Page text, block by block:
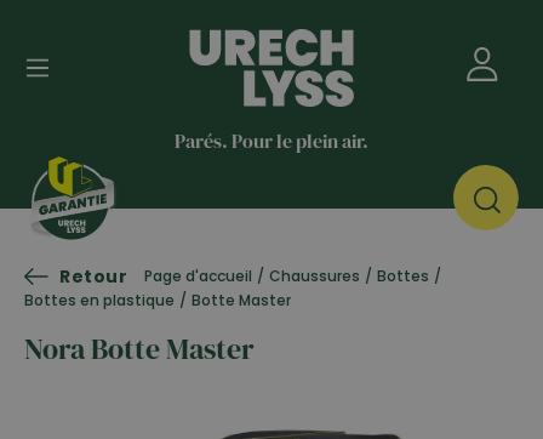
Parés. Pour le plein air.
Retour Page d'accueil / Chaussures / Bottes /
Bottes en plastique / Botte Master
Nora Botte Master